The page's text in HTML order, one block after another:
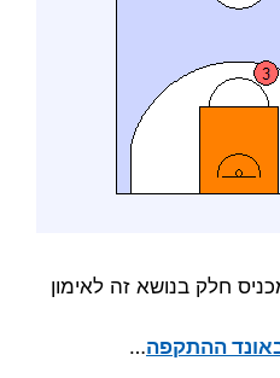
חלק בנושא זה לאימון
ההתקפה…